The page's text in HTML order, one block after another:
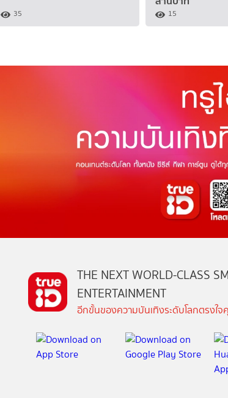
35 15
THE NEXT WORLD-CLASS
ENTERTAINMENT
อีกขั้นของความบันเทิงระดับโลกตรงใ